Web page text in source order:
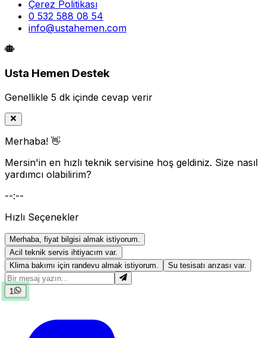
Çerez Politikası
0 532 588 08 54
info@ustahemen.com
Usta Hemen Destek
Genellikle 5 dk içinde cevap verir
Merhaba! 👋
Mersin'in en hızlı teknik servisine hoş geldiniz. Size nasıl
yardımcı olabilirim?
--:--
Hızlı Seçenekler
Merhaba, fiyat bilgisi almak istiyorum.
Acil teknik servis ihtiyacım var.
Klima bakımı için randevu almak istiyorum.
Su tesisatı arızası var.
1